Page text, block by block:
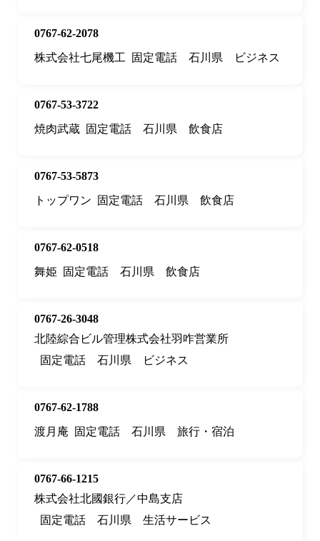
0767-62-2078
株式会社七尾機工
固定電話 石川県 ビジネス
0767-53-3722
焼肉武蔵 固定電話 石川県 飲食店
0767-53-5873
トップワン
固定電話 石川県 飲食店
0767-62-0518
舞姫
固定電話 石川県 飲食店
0767-26-3048
北陸綜合ビル管理株式会社羽咋営業所
固定電話
石川県 ビジネス
0767-62-1788
渡月庵
固定電話 石川県 旅行・宿泊
0767-66-1215
株式会社北國銀行／中島支店
固定電話
石川県 生活サービス